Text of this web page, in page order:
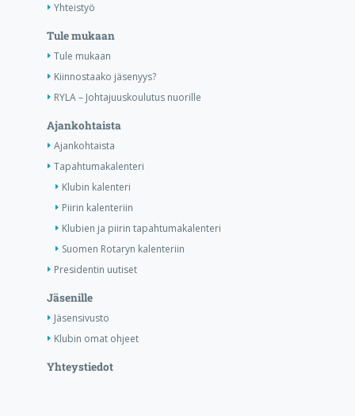
Yhteistyö
Tule mukaan
Tule mukaan
Kiinnostaako jäsenyys?
RYLA – Johtajuuskoulutus nuorille
Ajankohtaista
Ajankohtaista
Tapahtumakalenteri
Klubin kalenteri
Piirin kalenteriin
Klubien ja piirin tapahtumakalenteri
Suomen Rotaryn kalenteriin
Presidentin uutiset
Jäsenille
Jäsensivusto
Klubin omat ohjeet
Yhteystiedot